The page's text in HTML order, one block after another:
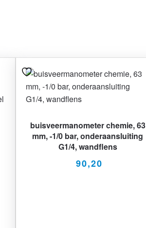
buisveermanometer chemie, 63
mm, -1/0 bar, onderaansluiting
G1/4, wandflens
90,20